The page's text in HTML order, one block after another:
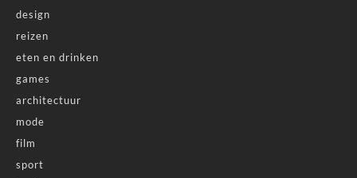
design
reizen
eten en drinken
games
architectuur
mode
film
sport